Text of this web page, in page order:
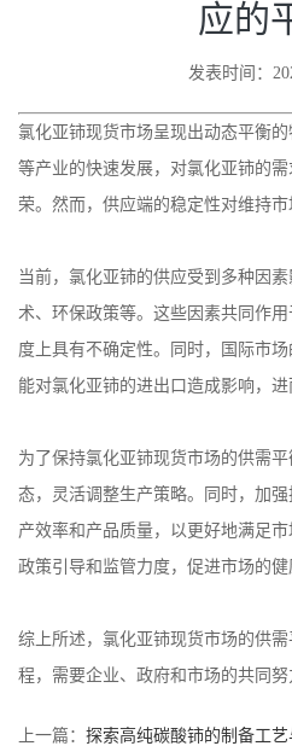
应的
发表时间：
氯化亚铈现货市场呈现出动态平衡
等产业的快速发展，对氯化亚铈的
荣。然而，供应端的稳定性对维持市
当前，氯化亚铈的供应受到多种因
术、环保政策等。这些因素共同作
度上具有不确定性。同时，国际市
能对氯化亚铈的进出口造成影响，进
为了保持氯化亚铈现货市场的供需
态，灵活调整生产策略。同时，加
产效率和产品质量，以更好地满足
政策引导和监管力度，促进市场的健
综上所述，氯化亚铈现货市场的供
程，需要企业、政府和市场的共同努
上一篇： 探索高纯碳酸铈的制备工